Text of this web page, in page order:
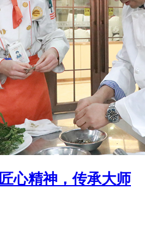
心精神，传承大师